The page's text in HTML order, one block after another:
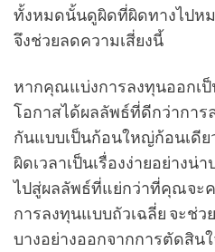
ทั้งหมดนั้นดูผิดที่ผิดทางไปห
จึงช่วยลดความเสี่ยงนี้
หากคุณแบ่งการลงทุนออกเ
โอกาสได้ผลลัพธ์ที่ดีกว่าการ
กันแบบเป็นก้อนใหญ่ก้อนเดีย
ผิดเวลาเป็นเรื่องง่ายอย่างน่
ไปสู่ผลลัพธ์ที่แย่กว่าที่คุณจะ
การลงทุนแบบถัวเฉลี่ย จะช่
บางอย่างออกจากการตัดสิ